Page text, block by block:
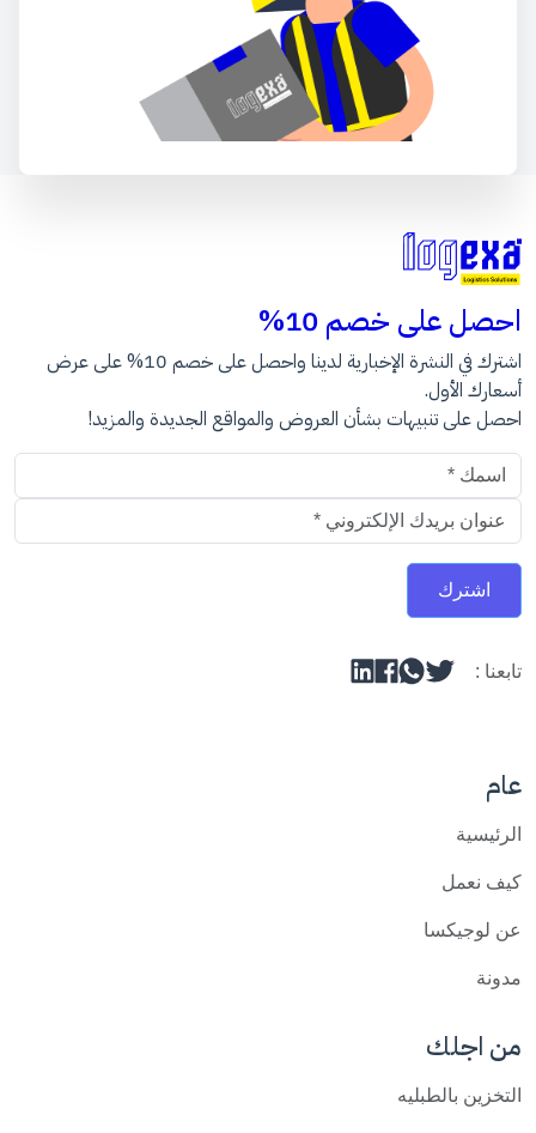
احصل على خصم 10%
اشترك في النشرة الإخبارية لدينا واحصل على خصم 10% على عرض
أسعارك الأول.
احصل على تنبيهات بشأن العروض والمواقع الجديدة والمزيد!
عنوان البريد الالكتروني
اشترك
تابعنا :
عام
الرئيسية
كيف نعمل
عن لوجيكسا
مدونة
من اجلك
التخزين بالطبليه